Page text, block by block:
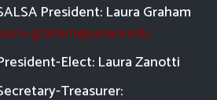
President: Laura Graham
graham@uiowa.edu
Elect: Laura Zanotti
Treasurer: